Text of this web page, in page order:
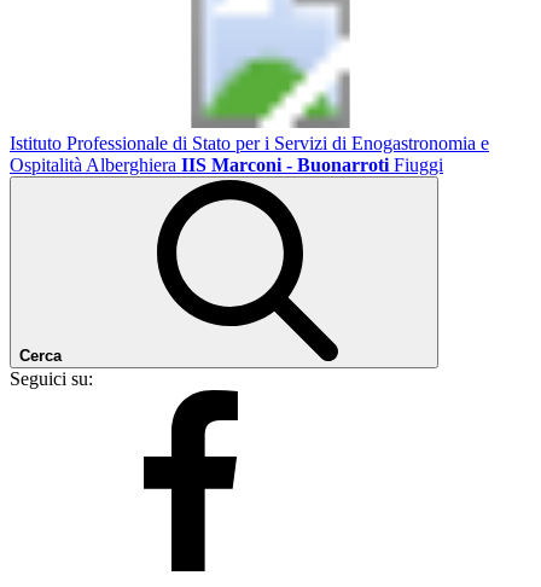
Istituto Professionale di Stato per i Servizi di Enogastronomia e
Ospitalità Alberghiera IIS Marconi - Buonarroti Fiuggi
Cerca
Seguici su: